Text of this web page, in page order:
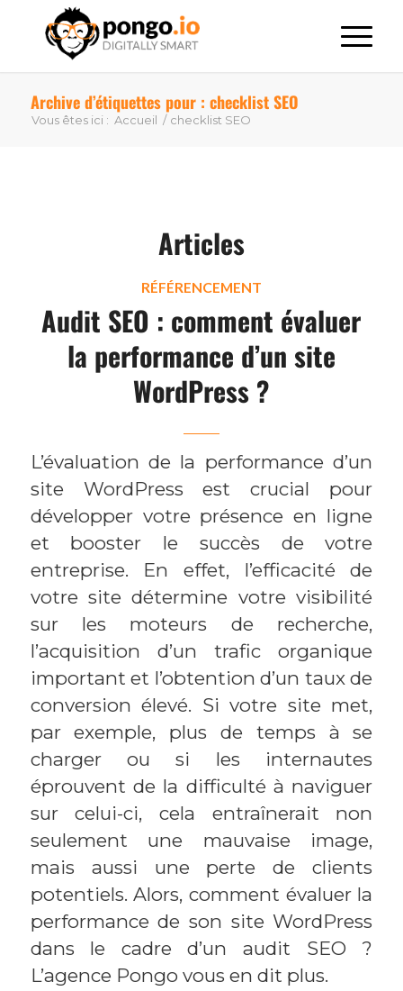
Archive d’étiquettes pour : checklist SEO
Vous êtes ici : Accueil / checklist SEO
Articles
RÉFÉRENCEMENT
Audit SEO : comment évaluer
la performance d’un site
WordPress ?
L’évaluation de la performance d’un
site WordPress est crucial pour
développer votre présence en ligne
et booster le succès de votre
entreprise. En effet, l’efficacité de
votre site détermine votre visibilité
sur les moteurs de recherche,
l’acquisition d’un trafic organique
important et l’obtention d’un taux de
conversion élevé. Si votre site met,
par exemple, plus de temps à se
charger ou si les internautes
éprouvent de la difficulté à naviguer
sur celui-ci, cela entraînerait non
seulement une mauvaise image,
mais aussi une perte de clients
potentiels. Alors, comment évaluer la
performance de son site WordPress
dans le cadre d’un audit SEO ?
L’agence Pongo vous en dit plus.